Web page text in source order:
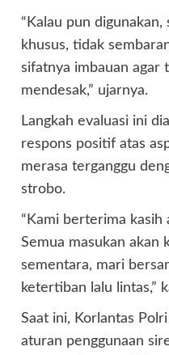
“Kalau pun
khusus, tidak
sifatnya imbauan agar
mendesak,” ujarnya.
Langkah evaluasi ini
respons positif atas
merasa terganggu
strobo.
“Kami berterima kasih
Semua masukan akan
sementara, mari
ketertiban lalu lintas,”
Saat ini, Korlantas
aturan penggunaan